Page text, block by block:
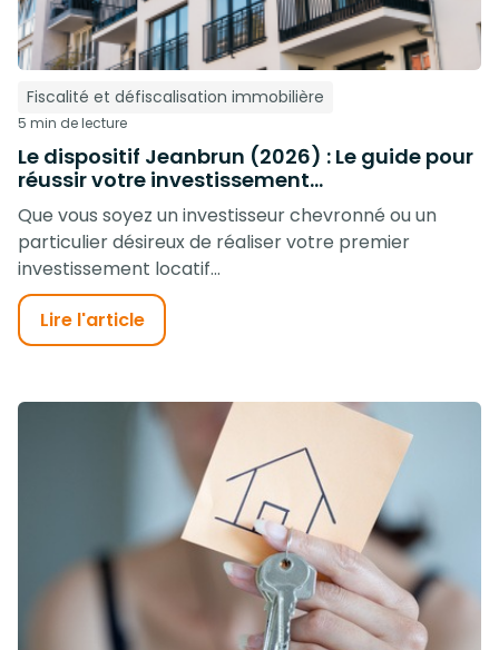
Fiscalité et défiscalisation immobilière
5 min de lecture
Le dispositif Jeanbrun (2026) : Le guide pour
réussir votre investissement...
Que vous soyez un investisseur chevronné ou un
particulier désireux de réaliser votre premier
investissement locatif...
Lire l'article